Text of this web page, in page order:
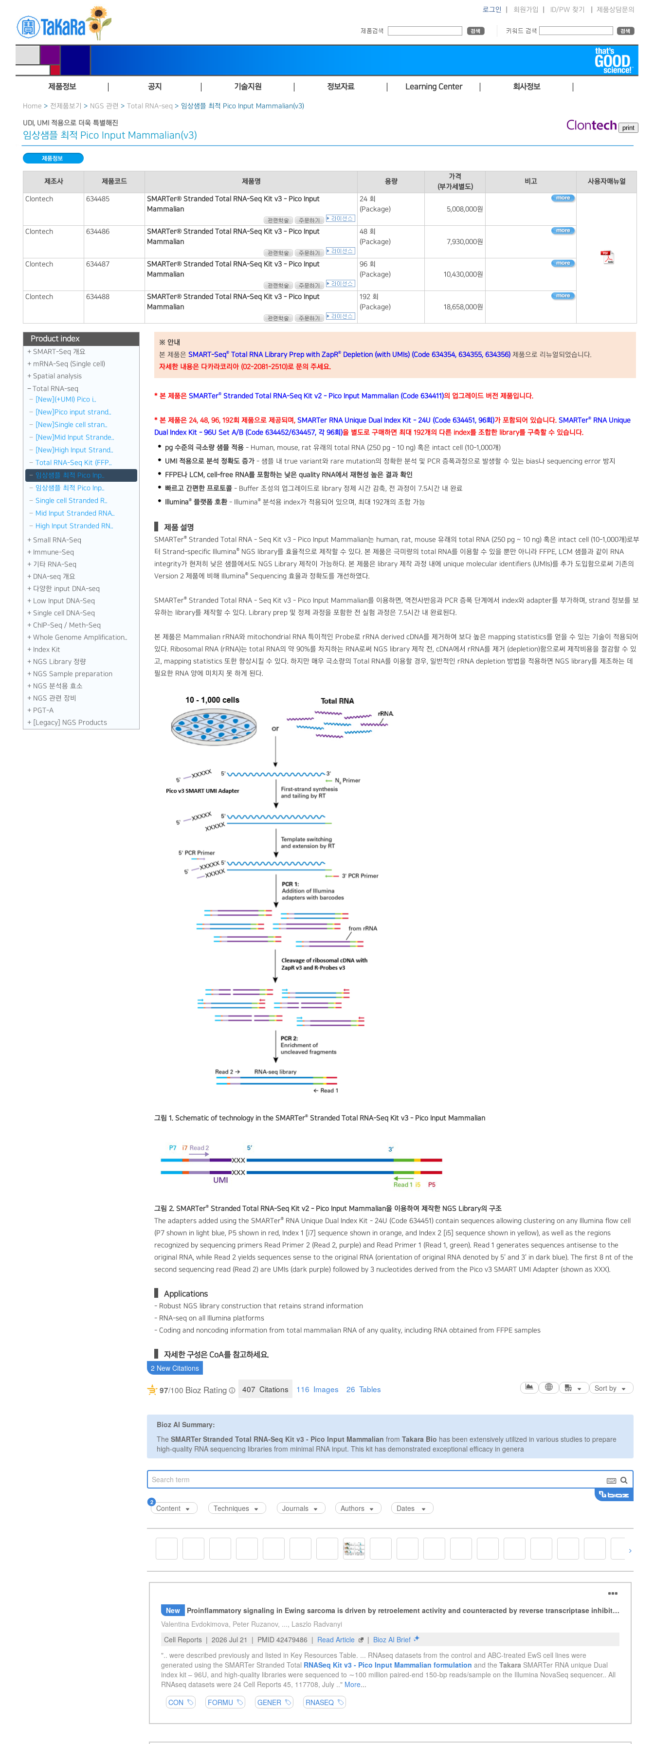
로그인 회원가입 ID/PW 찾기 제품상담문의
제품정보 공지 기술지원 정보자료 Learning Center 회사정보
Home > 전제품보기 > NGS 관련 > Total RNA-seq > 임상샘플 최적 Pico Input Mammalian(v3)
UDI, UMI 적용으로 더욱 특별해진
임상샘플 최적 Pico Input Mammalian(v3)
제조사 제품코드 제품명 용량
가격
(부가세별도)
비고 사용자매뉴얼
Clontech 634485
SMARTer® Stranded Total RNA-Seq Kit v3 - Pico Input
Mammalian
24 회
(Package)
5,008,000원
Clontech 634486
SMARTer® Stranded Total RNA-Seq Kit v3 - Pico Input
Mammalian
48 회
(Package)
7,930,000원
Clontech 634487
SMARTer® Stranded Total RNA-Seq Kit v3 - Pico Input
Mammalian
96 회
(Package)
10,430,000원
Clontech 634488
SMARTer® Stranded Total RNA-Seq Kit v3 - Pico Input
Mammalian
192 회
(Package)
18,658,000원
Product index
SMART-Seq 개요
mRNA-Seq (Single cell)
Spatial analysis
Total RNA-seq
[New](+UMI) Pico i..
[New]Pico input strand..
[New]Single cell stran..
[New]Mid Input Strande..
[New]High Input Strand..
Total RNA-Seq Kit (FFP..
임상샘플 최적 Pico Inp..
임상샘플 최적 Pico Inp..
Single cell Stranded R..
Mid Input Stranded RNA..
High Input Stranded RN..
Small RNA-Seq
Immune-Seq
기타 RNA-Seq
DNA-seq 개요
다양한 input DNA-seq
Low Input DNA-Seq
Single cell DNA-Seq
ChIP-Seq / Meth-Seq
Whole Genome Amplification..
Index Kit
NGS Library 정량
NGS Sample preparation
NGS 분석용 효소
NGS 관련 장비
PGT-A
[Legacy] NGS Products
※ 안내
본 제품은 SMART-Seq® Total RNA Library Prep with ZapR® Depletion (with UMIs) (Code 634354, 634355, 634356) 제품으로 리뉴얼되었습니다.
자세한 내용은 다카라코리아 (02-2081-2510)로 문의 주세요.
* 본 제품은 SMARTer® Stranded Total RNA-Seq Kit v2 - Pico Input Mammalian (Code 634411)의 업그레이드 버전 제품입니다.
* 본 제품은 24, 48, 96, 192회 제품으로 제공되며, SMARTer RNA Unique Dual Index Kit - 24U (Code 634451, 96회)가 포함되어 있습니다. SMARTer®
RNA Unique
Dual Index Kit - 96U Set A/B (Code 634452/634457, 각 96회)을 별도로 구매하면 최대 192개의 다른 index를 조합한 library를 구축할 수 있습니다.
pg 수준의 극소량 샘플 적용 - Human, mouse, rat 유래의 total RNA (250 pg - 10 ng) 혹은 intact cell (10-1,000개)
UMI 적용으로 분석 정확도 증가 - 샘플 내 true variant와 rare mutation의 정확한 분석 및 PCR 증폭과정으로 발생할 수 있는 bias나 sequencing error 방지
FFPE나 LCM, cell-free RNA를 포함하는 낮은 quality RNA에서 재현성 높은 결과 확인
빠르고 간편한 프로토콜 - Buffer 조성의 업그레이드로 library 정제 시간 감축, 전 과정이 7.5시간 내 완료
Illumina® 플랫폼 호환 - Illumina® 분석용 index가 적용되어 있으며, 최대 192개의 조합 가능
제품 설명
SMARTer® Stranded Total RNA - Seq Kit v3 - Pico Input Mammalian는 human, rat, mouse 유래의 total RNA (250 pg ~ 10 ng) 혹은 intact cell (10-1,000개)로부
터 Strand-specific Illumina® NGS library를 효율적으로 제작할 수 있다. 본 제품은 극미량의 total RNA를 이용할 수 있을 뿐만 아니라 FFPE, LCM 샘플과 같이 RNA
integrity가 현저히 낮은 샘플에서도 NGS Library 제작이 가능하다. 본 제품은 library 제작 과정 내에 unique molecular identifiers (UMIs)를 추가 도입함으로써 기존의
Version 2 제품에 비해 Illumina® Sequencing 효율과 정확도를 개선하였다.
SMARTer® Stranded Total RNA - Seq Kit v3 - Pico Input Mammalian를 이용하면, 역전사반응과 PCR 증폭 단계에서 index와 adapter를 부가하며, strand 정보를 보
유하는 library를 제작할 수 있다. Library prep 및 정제 과정을 포함한 전 실험 과정은 7.5시간 내 완료된다.
본 제품은 Mammalian rRNA와 mitochondrial RNA 특이적인 Probe로 rRNA derived cDNA를 제거하여 보다 높은 mapping statistics를 얻을 수 있는 기술이 적용되어
있다. Ribosomal RNA (rRNA)는 total RNA의 약 90%를 차지하는 RNA로써 NGS library 제작 전, cDNA에서 rRNA를 제거 (depletion)함으로써 제작비용을 절감할 수 있
고, mapping statistics 또한 향상시킬 수 있다. 하지만 매우 극소량의 Total RNA를 이용할 경우, 일반적인 rRNA depletion 방법을 적용하면 NGS library를 제조하는 데
필요한 RNA 양에 미치지 못 하게 된다.
그림 1. Schematic of technology in the SMARTer® Stranded Total RNA-Seq Kit v3 - Pico Input Mammalian
그림 2. SMARTer® Stranded Total RNA-Seq Kit v2 - Pico Input Mammalian을 이용하여 제작한 NGS Library의 구조
The adapters added using the SMARTer® RNA Unique Dual Index Kit - 24U (Code 634451) contain sequences allowing clustering on any Illumina flow cell
(P7 shown in light blue, P5 shown in red, Index 1 [i7] sequence shown in orange, and Index 2 [i5] sequence shown in yellow), as well as the regions
recognized by sequencing primers Read Primer 2 (Read 2, purple) and Read Primer 1 (Read 1, green). Read 1 generates sequences antisense to the
original RNA, while Read 2 yields sequences sense to the original RNA (orientation of original RNA denoted by 5' and 3' in dark blue). The first 8 nt of the
second sequencing read (Read 2) are UMIs (dark purple) followed by 3 nucleotides derived from the Pico v3 SMART UMI Adapter (shown as XXX).
Applications
- Robust NGS library construction that retains strand information
- RNA-seq on all Illumina platforms
- Coding and noncoding information from total mammalian RNA of any quality, including RNA obtained from FFPE samples
자세한 구성은 CoA를 참고하세요.